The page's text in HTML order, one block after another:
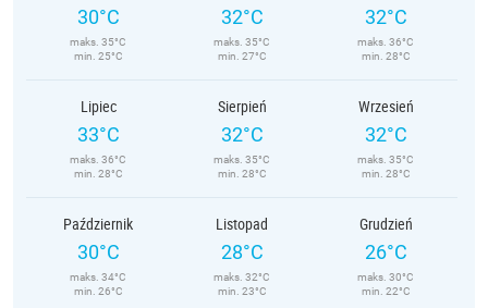
30°C
maks. 35°C
min. 25°C
32°C
maks. 35°C
min. 27°C
32°C
maks. 36°C
min. 28°C
Lipiec
33°C
maks. 36°C
min. 28°C
Sierpień
32°C
maks. 35°C
min. 28°C
Wrzesień
32°C
maks. 35°C
min. 28°C
Październik
30°C
maks. 34°C
min. 26°C
Listopad
28°C
maks. 32°C
min. 23°C
Grudzień
26°C
maks. 30°C
min. 22°C